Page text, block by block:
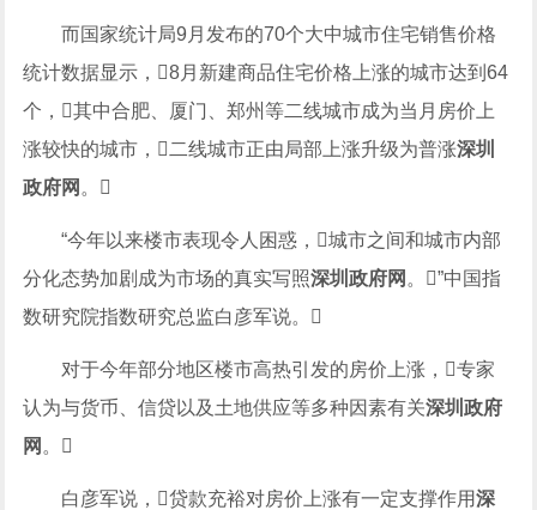
而国家统计局9月发布的70个大中城市住宅销售价格
统计数据显示，8月新建商品住宅价格上涨的城市达到64
个，其中合肥、厦门、郑州等二线城市成为当月房价上
涨较快的城市，二线城市正由局部上涨升级为普涨深圳
政府网 。
“今年以来楼市表现令人困惑，城市之间和城市内部
分化态势加剧成为市场的真实写照深圳政府网 。”中国指
数研究院指数研究总监白彦军说。
对于今年部分地区楼市高热引发的房价上涨，专家
认为与货币、信贷以及土地供应等多种因素有关深圳政府
网 。
白彦军说，贷款充裕对房价上涨有一定支撑作用深